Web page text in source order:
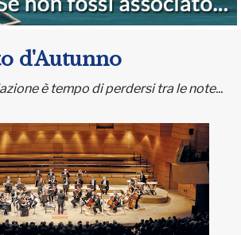
d'Autunno
è tempo di perdersi tra le note...